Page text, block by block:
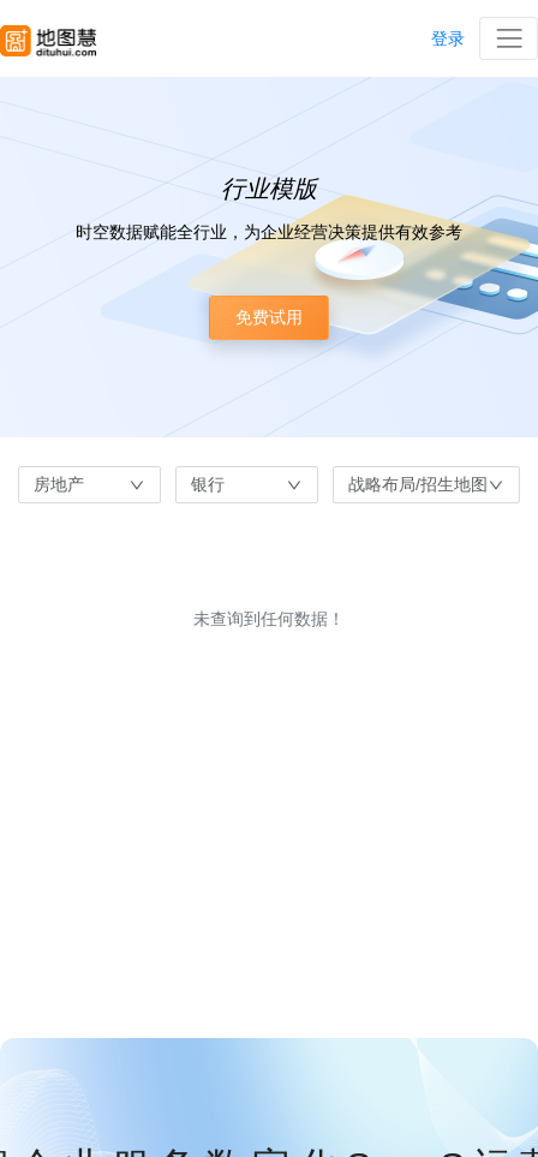
登录
行业模版
时空数据赋能全行业，为企业经营决策提供有效参考
免费试用
房地产 银行 战略布局/招生地图
未查询到任何数据！